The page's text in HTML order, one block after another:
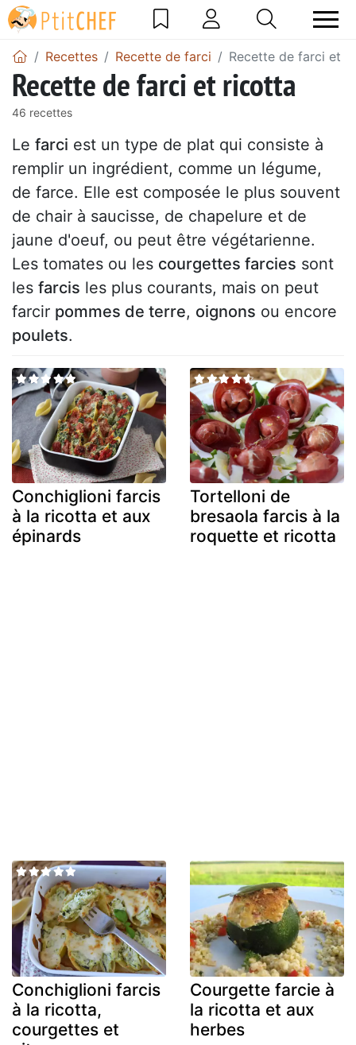
Recettes Recette de farci Recette de farci et
Recette de farci et ricotta
46 recettes
Le farci est un type de plat qui consiste à
remplir un ingrédient, comme un légume,
de farce. Elle est composée le plus souvent
de chair à saucisse, de chapelure et de
jaune d'oeuf, ou peut être végétarienne.
Les tomates ou les courgettes farcies sont
les farcis les plus courants, mais on peut
farcir pommes de terre, oignons ou encore
poulets.
Conchiglioni farcis
à la ricotta et aux
épinards
Tortelloni de
bresaola farcis à la
roquette et ricotta
Conchiglioni farcis
à la ricotta,
courgettes et
Courgette farcie à
la ricotta et aux
herbes